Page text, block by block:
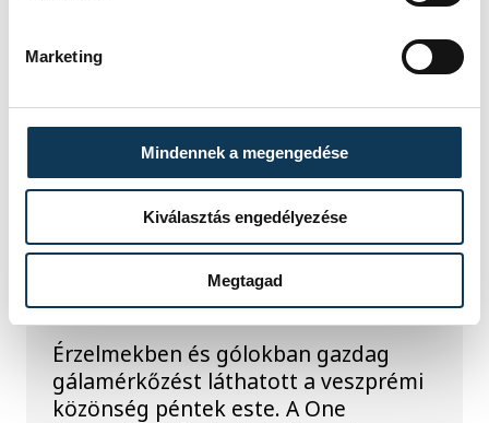
Marketing
Mindennek a megengedése
Kiválasztás engedélyezése
Megtagad
A gólok mellett a
könnyek is potyogtak –
Gasper Marguc
elköszönt Veszprémtől
Érzelmekben és gólokban gazdag
gálamérkőzést láthatott a veszprémi
közönség péntek este. A One